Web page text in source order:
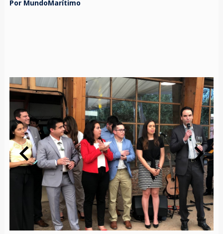
Por MundoMarítimo